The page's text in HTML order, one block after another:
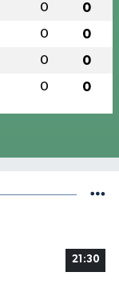
0 0
0 0
0 0
0 0
21:30